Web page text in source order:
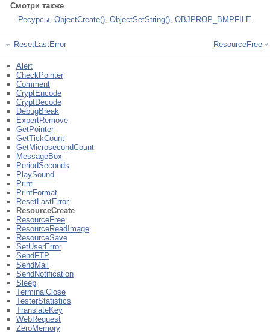
Смотри также
Ресурсы ObjectCreate() ObjectSetString() OBJPROP_BMPFILE
ResetLastError ResourceFree
Alert
CheckPointer
Comment
CryptEncode
CryptDecode
DebugBreak
ExpertRemove
GetPointer
GetTickCount
GetMicrosecondCount
MessageBox
PeriodSeconds
PlaySound
Print
PrintFormat
ResetLastError
ResourceCreate
ResourceFree
ResourceReadImage
ResourceSave
SetUserError
SendFTP
SendMail
SendNotification
Sleep
TerminalClose
TesterStatistics
TranslateKey
WebRequest
ZeroMemory